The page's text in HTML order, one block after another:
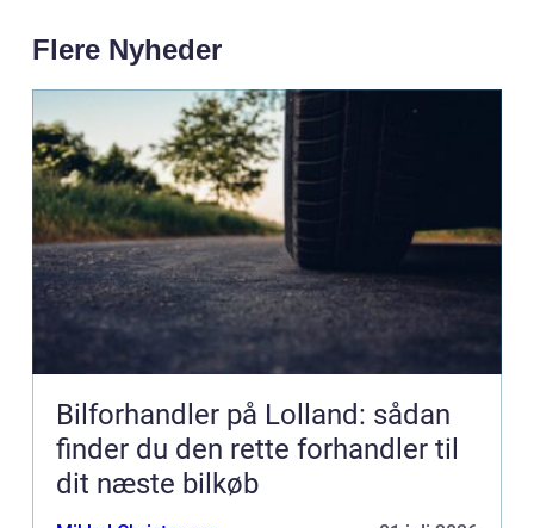
Flere Nyheder
Bilforhandler på Lolland: sådan
finder du den rette forhandler til
dit næste bilkøb